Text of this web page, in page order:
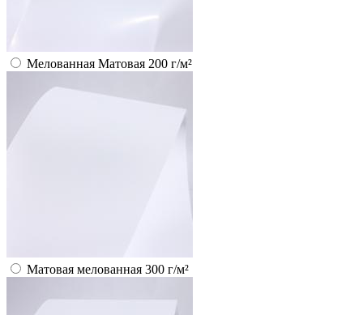
Мелованная Матовая 200 г/м²
Матовая мелованная 300 г/м²